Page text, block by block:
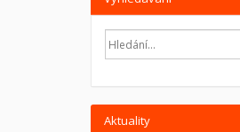
Aktuality